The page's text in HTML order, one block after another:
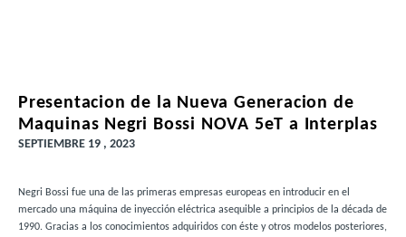
Presentacion de la Nueva Generacion de
Maquinas Negri Bossi NOVA 5eT a Interplas
SEPTIEMBRE 19 , 2023
Negri Bossi fue una de las primeras empresas europeas en introducir en el
mercado una máquina de inyección eléctrica asequible a principios de la década de
1990. Gracias a los conocimientos adquiridos con éste y otros modelos posteriores,